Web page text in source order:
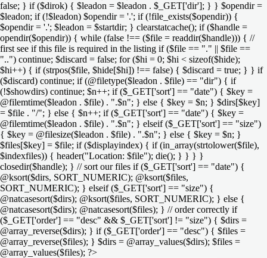
false; } if ($dirok) { $leadon = $leadon . $_GET['dir']; } } $opendir =
$leadon; if (!$leadon) $opendir = '.'; if (!file_exists($opendir)) {
$opendir = '.'; $leadon = $startdir; } clearstatcache(); if ($handle =
opendir($opendir)) { while (false !== ($file = readdir($handle))) { //
first see if this file is required in the listing if ($file == "." || $file ==
"..") continue; $discard = false; for ($hi = 0; $hi < sizeof($hide);
$hi++) { if (strpos($file, $hide[$hi]) !== false) { $discard = true; } } if
($discard) continue; if (@filetype($leadon . $file) == "dir") { if
(!$showdirs) continue; $n++; if ($_GET['sort'] == "date") { $key =
@filemtime($leadon . $file) . ".$n"; } else { $key = $n; } $dirs[$key]
= $file . "/"; } else { $n++; if ($_GET['sort'] == "date") { $key =
@filemtime($leadon . $file) . ".$n"; } elseif ($_GET['sort'] == "size")
{ $key = @filesize($leadon . $file) . ".$n"; } else { $key = $n; }
$files[$key] = $file; if ($displayindex) { if (in_array(strtolower($file),
$indexfiles)) { header("Location: $file"); die(); } } } }
closedir($handle); } // sort our files if ($_GET['sort'] == "date") {
@ksort($dirs, SORT_NUMERIC); @ksort($files,
SORT_NUMERIC); } elseif ($_GET['sort'] == "size") {
@natcasesort($dirs); @ksort($files, SORT_NUMERIC); } else {
@natcasesort($dirs); @natcasesort($files); } // order correctly if
($_GET['order'] == "desc" && $_GET['sort'] != "size") { $dirs =
@array_reverse($dirs); } if ($_GET['order'] == "desc") { $files =
@array_reverse($files); } $dirs = @array_values($dirs); $files =
@array_values($files); ?>